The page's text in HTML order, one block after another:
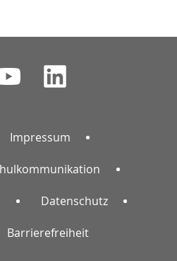
Impressum
Datenschutz
Barrierefreiheit